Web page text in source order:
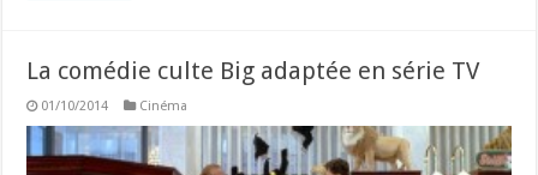
La comédie culte Big adaptée en série TV
01/10/2014 Cinéma